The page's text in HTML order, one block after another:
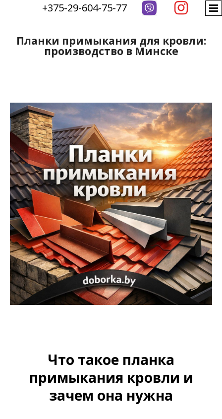
+375-29-604-75-77 
Планки примыкания для кровли:
производство в Минске
Что такое планка
примыкания кровли и
зачем она нужна